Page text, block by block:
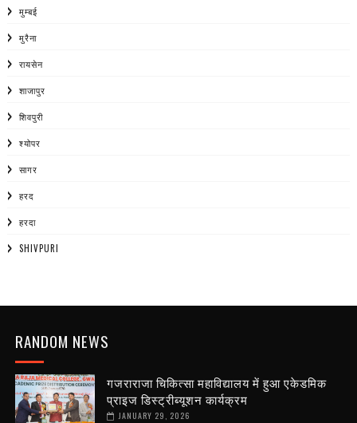
मुम्बई
मुरैना
रायसेन
शाजापुर
शिवपुरी
श्योपर
सागर
हरद
हरदा
SHIVPURI
RANDOM NEWS
गजराराजा चिकित्सा महाविद्यालय में हुआ एकेडमिक
प्राइज डिस्ट्रीब्यूशन कार्यक्रम
JANUARY 29, 2026